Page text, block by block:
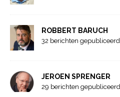
ROBBERT BARUCH
32 berichten gepubliceerd
JEROEN SPRENGER
29 berichten gepubliceerd